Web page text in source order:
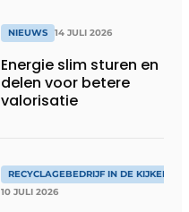
NIEUWS 14 JULI 2026
Energie slim sturen en
delen voor betere
valorisatie
RECYCLAGEBEDRIJF IN DE KIJKER
10 JULI 2026